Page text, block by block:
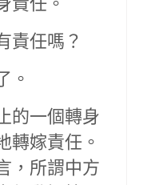
責任嗎？
。
的一個轉身
轉嫁責任。
，所謂中方